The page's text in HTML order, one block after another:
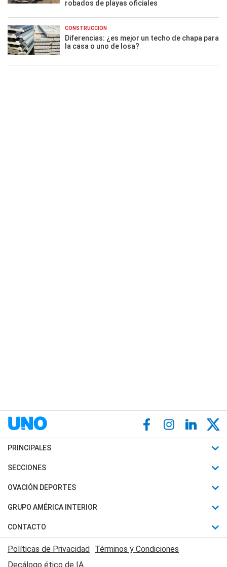
robados de playas oficiales
CONSTRUCCIÓN
Diferencias: ¿es mejor un techo de chapa para
la casa o uno de losa?
PRINCIPALES
Últimas Noticias
Política
Judiciales
Economia
SECCIONES
Horóscopo
Motores
Trucos caseros
Series y Películas
OVACIÓN DEPORTES
Fútbol
Mundial
Automovilismo
Rugby
GRUPO AMÉRICA INTERIOR
Canal 7 en Vivo
CONTACTO
Acerca de Nosotros
Contactanos
Políticas de Privacidad Términos y Condiciones
Decálogo ético de IA